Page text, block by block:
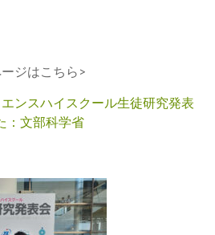
ジはこちら>
ンスハイスクール生徒研究発表
：文部科学省